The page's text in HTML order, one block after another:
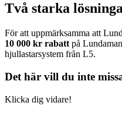
Två starka
För att uppmärksamma att
10 000 kr rabatt på
hjullastarsystem från L5.
Det här vill du inte
Klicka dig vidare!